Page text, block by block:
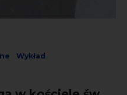
Wykład